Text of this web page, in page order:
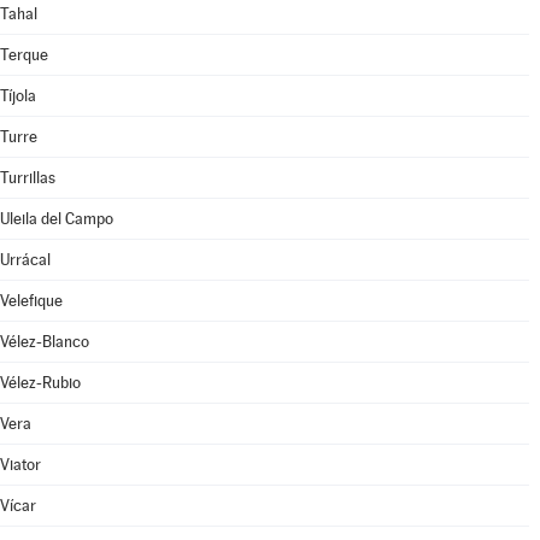
Tahal
Terque
Tíjola
Turre
Turrillas
Uleila del Campo
Urrácal
Velefique
Vélez-Blanco
Vélez-Rubio
Vera
Viator
Vícar